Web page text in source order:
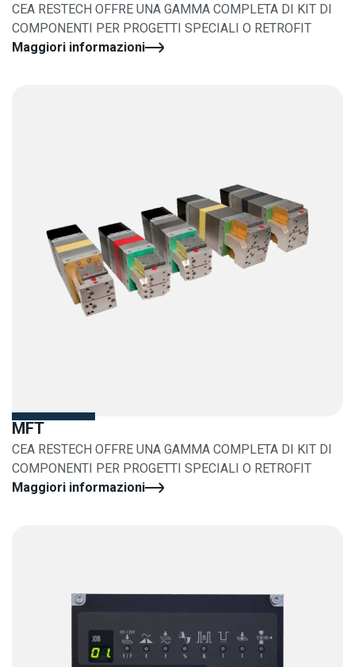
CEA RESTECH OFFRE UNA GAMMA COMPLETA DI KIT DI
COMPONENTI PER PROGETTI SPECIALI O RETROFIT
Maggiori informazioni
MFT
CEA RESTECH OFFRE UNA GAMMA COMPLETA DI KIT DI
COMPONENTI PER PROGETTI SPECIALI O RETROFIT
Maggiori informazioni